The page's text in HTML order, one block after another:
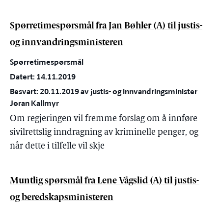
Spørretimespørsmål fra Jan Bøhler (A) til justis-
og innvandringsministeren
Spørretimespørsmål
Datert: 14.11.2019
Besvart: 20.11.2019 av justis- og innvandringsminister
Jøran Kallmyr
Om regjeringen vil fremme forslag om å innføre
sivilrettslig inndragning av kriminelle penger, og
når dette i tilfelle vil skje
Muntlig spørsmål fra Lene Vågslid (A) til justis-
og beredskapsministeren